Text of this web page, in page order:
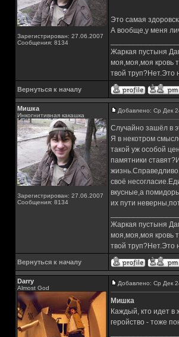
Зарегистрирован: 27.06.2007
Сообщения: 8134
Это самая
А вообще,у меня
Жаркая пустыня
моя,моя,моя кровь
твой
Вернуться к началу
Мишка
Инкогнитивная какашка
Зарегистрирован: 27.06.2007
Сообщения: 8134
Добавлено: Ср Дек
Случайно зашёл в
Я в некотром
такой уж особой
памятники
своё
вкусные,а
их пути
Жаркая пустыня
моя,моя,моя кровь
твой
Вернуться к началу
Darry
Almost God
Добавлено: Ср Дек
Мишка
Каждый, кто идет в
геройство - тоже